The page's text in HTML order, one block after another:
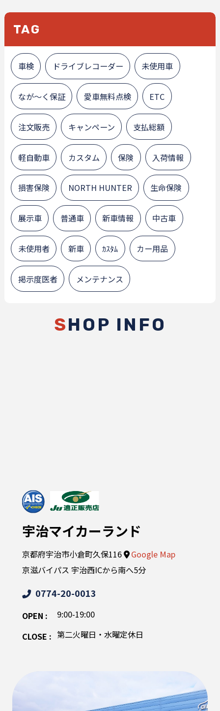
TAG
車検 ドライブレコーダー 未使用車
なが～く保証 愛車無料点検 ETC
注文販売 キャンペーン 支払総額
軽自動車 カスタム 保険 入荷情報
損害保険 NORTH HUNTER 生命保険
展示車 普通車 新車情報 中古車
未使用者 新車 ｶｽﾀﾑ カー用品
掲示度医者 メンテナンス
SHOP INFO
宇治マイカーランド
京都府宇治市小倉町久保116
Google Map
京滋バイパス 宇治西ICから南へ5分
0774-20-0013
OPEN :
9:00-19:00
CLOSE : 第二火曜日・水曜定休日